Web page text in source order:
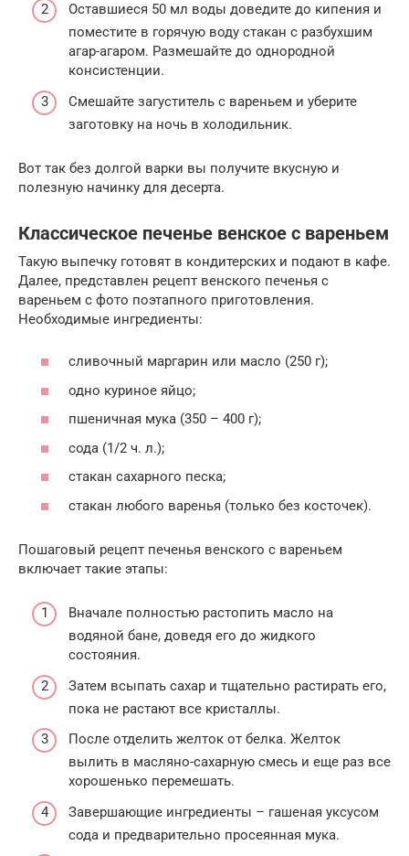
Оставшиеся 50 мл воды доведите до кипения и
поместите в горячую воду стакан с разбухшим
агар-агаром. Размешайте до однородной
консистенции.
Смешайте загуститель с вареньем и уберите
заготовку на ночь в холодильник.
Вот так без долгой варки вы получите вкусную и
полезную начинку для десерта.
Классическое печенье венское с вареньем
Такую выпечку готовят в кондитерских и подают в кафе.
Далее, представлен рецепт венского печенья с
вареньем с фото поэтапного приготовления.
Необходимые ингредиенты:
сливочный маргарин или масло (250 г);
одно куриное яйцо;
пшеничная мука (350 – 400 г);
сода (1/2 ч. л.);
стакан сахарного песка;
стакан любого варенья (только без косточек).
Пошаговый рецепт печенья венского с вареньем
включает такие этапы:
Вначале полностью растопить масло на
водяной бане, доведя его до жидкого
состояния.
Затем всыпать сахар и тщательно растирать его,
пока не растают все кристаллы.
После отделить желток от белка. Желток
вылить в масляно-сахарную смесь и еще раз все
хорошенько перемешать.
Завершающие ингредиенты – гашеная уксусом
сода и предварительно просеянная мука.